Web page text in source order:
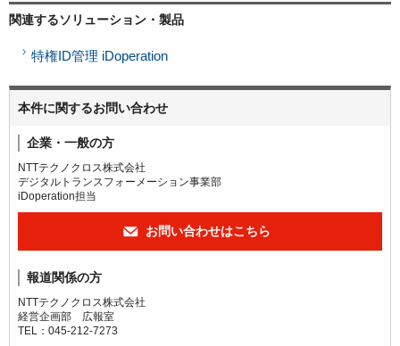
関連するソリューション・製品
特権ID管理 iDoperation
本件に関するお問い合わせ
企業・一般の方
NTTテクノクロス株式会社
デジタルトランスフォーメーション事業部
iDoperation担当
お問い合わせはこちら
報道関係の方
NTTテクノクロス株式会社
経営企画部 広報室
TEL：045-212-7273